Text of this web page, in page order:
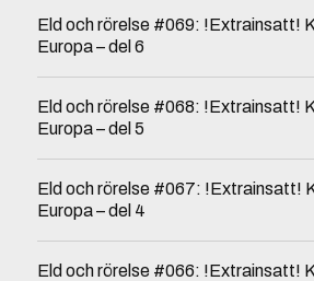
Eld och rörelse #069: !Extrainsatt!
Europa – del 6
Eld och rörelse #068: !Extrainsatt!
Europa – del 5
Eld och rörelse #067: !Extrainsatt!
Europa – del 4
Eld och rörelse #066: !Extrainsatt!